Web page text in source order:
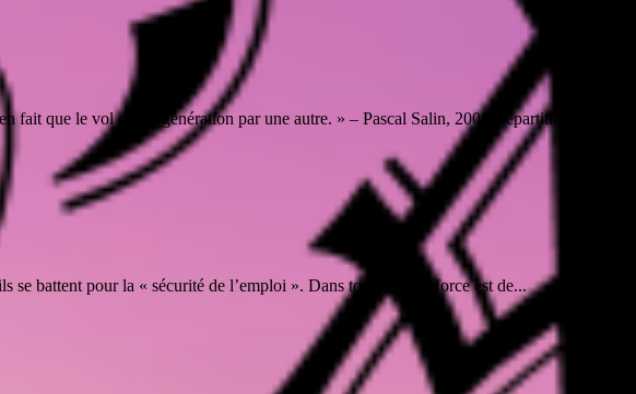
que le vol d’une génération par une autre. » – Pascal Salin, 2008 Répartition vs...
se battent pour la « sécurité de l’emploi ». Dans tous les cas, force est de...